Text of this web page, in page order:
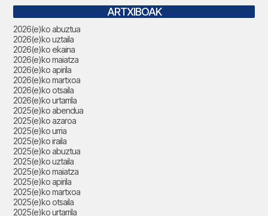
ARTXIBOAK
2026(e)ko abuztua
2026(e)ko uztaila
2026(e)ko ekaina
2026(e)ko maiatza
2026(e)ko apirila
2026(e)ko martxoa
2026(e)ko otsaila
2026(e)ko urtarrila
2025(e)ko abendua
2025(e)ko azaroa
2025(e)ko urria
2025(e)ko iraila
2025(e)ko abuztua
2025(e)ko uztaila
2025(e)ko maiatza
2025(e)ko apirila
2025(e)ko martxoa
2025(e)ko otsaila
2025(e)ko urtarrila